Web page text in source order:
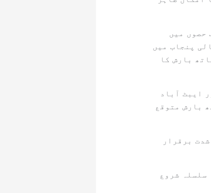
جون سے ملک کے مختلف حصوں میں
پنجاب میں
بارش کا
اور ایبٹ آباد
بارش متوقع
برقرار
سے بارشوں کا نیا سلسلہ شروع